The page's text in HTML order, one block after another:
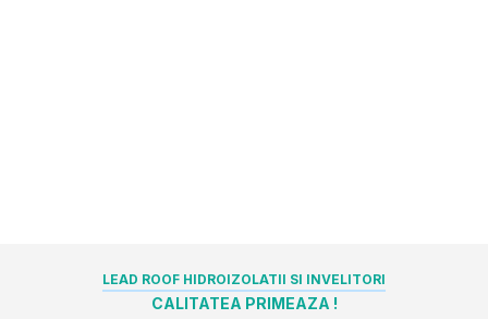
LEAD ROOF HIDROIZOLATII SI INVELITORI
CALITATEA PRIMEAZA !